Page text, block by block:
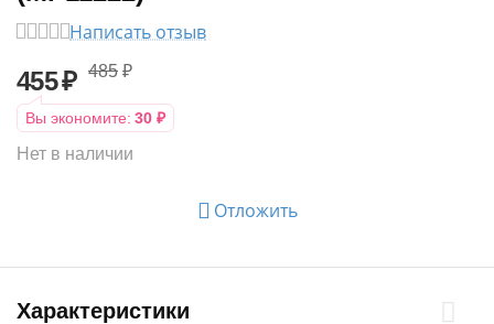
Написать отзыв
455₽ 485 ₽
Вы экономите: 30 ₽
Нет в наличии
Отложить
Характеристики